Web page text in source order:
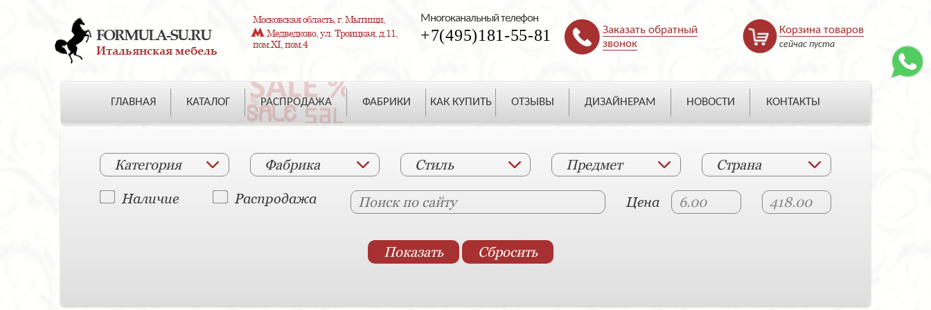
FORMULA-SU.RU
Итальянская мебель
Московская область, г. Мытищи,
Медведково, ул. Троицкая, д.11,
пом.XI, пом.4
Многоканальный телефон
+7(495)181-55-81
Заказать обратный
звонок
Корзина товаров
сейчас пуста
ГЛАВНАЯ КАТАЛОГ РАСПРОДАЖА ФАБРИКИ КАК КУПИТЬ ОТЗЫВЫ ДИЗАЙНЕРАМ НОВОСТИ КОНТАКТЫ
Категория Фабрика Стиль Предмет Страна
Наличие Распродажа Цена